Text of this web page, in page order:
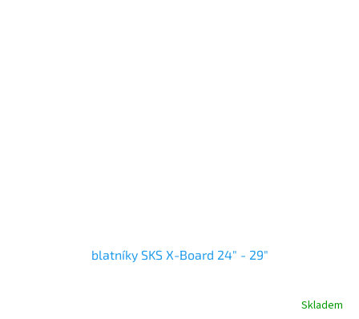
blatníky SKS X-Board 24" - 29"
Skladem